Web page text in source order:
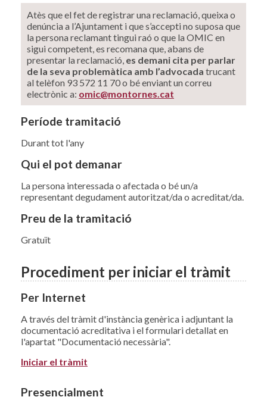
Atès que el fet de registrar una reclamació, queixa o
denúncia a l’Ajuntament i que s’accepti no suposa que
la persona reclamant tingui raó o que la OMIC en
sigui competent, es recomana que, abans de
presentar la reclamació, es demani cita per parlar
de la seva problemàtica amb l’advocada trucant
al telèfon 93 572 11 70 o bé enviant un correu
electrònic a: omic@montornes.cat
Període tramitació
Durant tot l'any
Qui el pot demanar
La persona interessada o afectada o bé un/a
representant degudament autoritzat/da o acreditat/da.
Preu de la tramitació
Gratuït
Procediment per iniciar el tràmit
Per Internet
A través del tràmit d'instància genèrica i adjuntant la
documentació acreditativa i el formulari detallat en
l'apartat "Documentació necessària".
Iniciar el tràmit
Presencialment